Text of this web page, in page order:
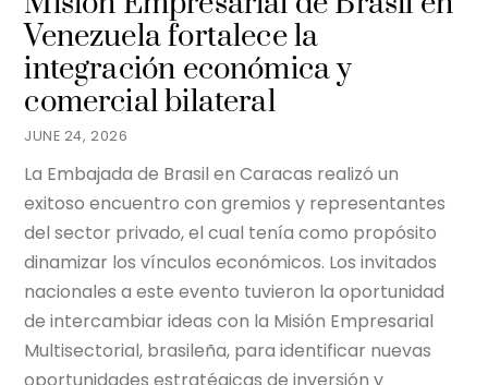
JUNE 24, 2026
Venezuela fortalece la
integración económica y
comercial bilateral
La Embajada de Brasil en Caracas realizó un
exitoso encuentro con gremios y representantes
del sector privado, el cual tenía como propósito
dinamizar los vínculos económicos. Los invitados
nacionales a este evento tuvieron la oportunidad
de intercambiar ideas con la Misión Empresarial
Multisectorial, brasileña, para identificar nuevas